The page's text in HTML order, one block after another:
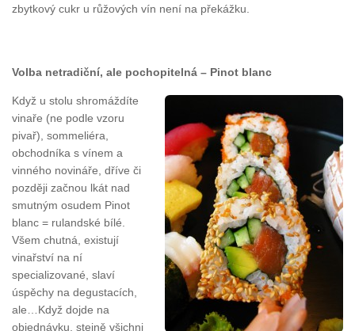
zbytkový cukr u růžových vín není na překážku.
Volba netradiční, ale pochopitelná – Pinot blanc
Když u stolu shromáždíte
vinaře (ne podle vzoru
pivař), sommeliéra,
obchodníka s vínem a
vinného novináře, dříve či
později začnou lkát nad
smutným osudem Pinot
blanc = rulandské bílé.
Všem chutná, existují
vinařství na ní
specializované, slaví
úspěchy na degustacích,
ale…Když dojde na
objednávku, stejně všichni